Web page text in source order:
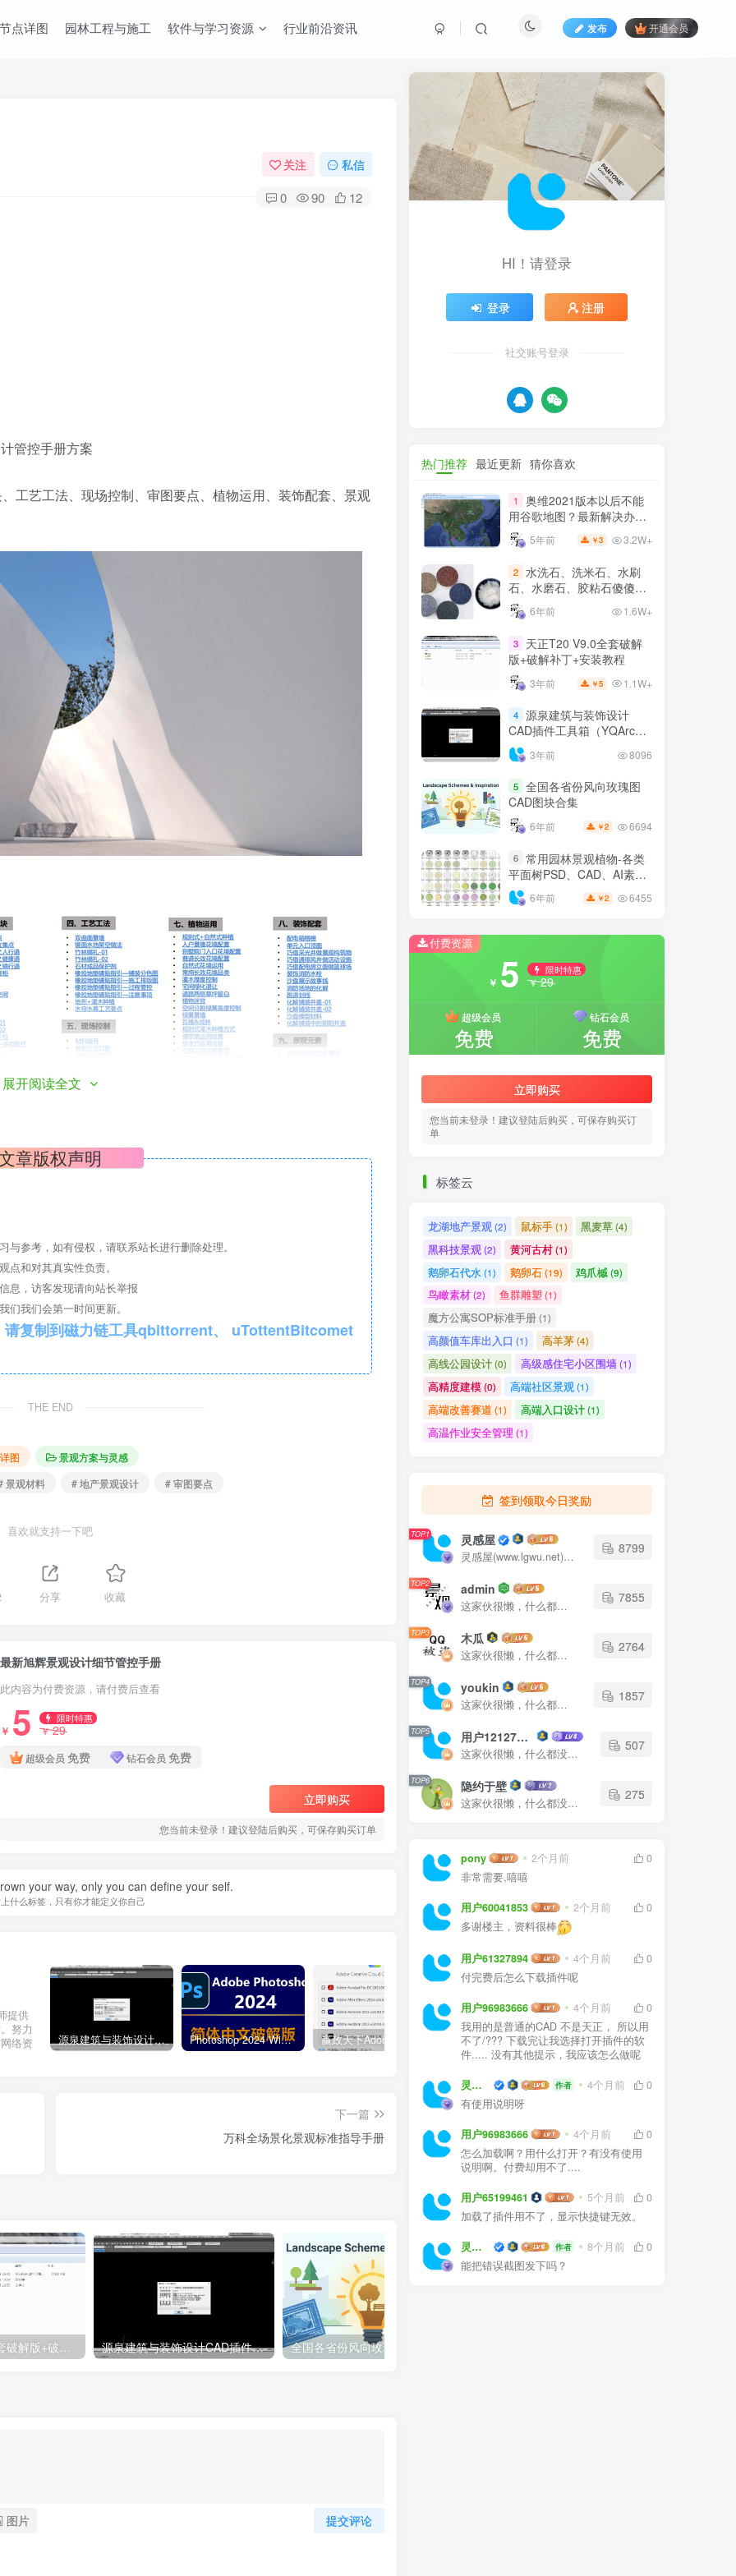
点详图 园林工程与施工 软件与学习资源 行业前沿资讯 发布 开通会员
关注 私信
0 90 12
管控手册方案
工艺工法、现场控制、审图要点、植物运用、装饰配套、景观
展开阅读全文
章版权声明
参考，如有侵权，请联系站长进行删除处理。
和对其真实性负责。
息，访客发现请向站长举报
我们会第一时间更新。
力链工具qbittorrent、 uTottentBitcomet
THE END
图
景观方案与灵感
景观材料
# 地产景观设计 # 审图要点
喜欢就支持一下吧
分享 收藏
最新旭辉景观设计细节管控手册
此内容为付费资源，请付费后查看
￥ 5 限时特惠
￥29
超级会员 免费 钻石会员 免费
立即购买
您当前未登录！建议登陆后购买，可保存购买订单
your way, only you can define your self.
什么标签，只有你才能定义你自己
提供
努力
络资
源泉建筑与装饰设计CAD插件工具箱（YQArch 6.7.4） Photoshop 2024 Win|Mac 简体中文破解版安装包下载及安装教程 PS精简版Adobe Photoshop Elements 2024破解版中文免序列号激活v24.0.0
下一篇
万科全场景化景观标准指导手册
天正T20 V9.0全套破解版+破解补丁+安装教程 源泉建筑与装饰设计CAD插件工具箱（YQArch 6.7.4）
提交评论
图片
HI！请登录
登录 注册
社交账号登录
热门推荐 最近更新 猜你喜欢
1
奥维2021版本以后不能
用谷歌地图？最新解决办法
苹果安卓电脑
5年前 ￥3 3.2W+
2
水洗石、洗米石、水刷
石、水磨石、胶粘石傻傻分
不清楚
6年前 1.6W+
3
天正T20 V9.0全套破解
版+破解补丁+安装教程
3年前 ￥5 1.1W+
4 源泉建筑与装饰设计
CAD插件工具箱（YQArch
6.7.4）
3年前 8096
5 全国各省份风向玫瑰图
CAD图块合集
6年前 ￥2 6694
6 常用园林景观植物-各类
平面树PSD、CAD、AI素材
线稿
6年前 ￥2 6455
付费资源
￥ 5 限时特惠
￥29
超级会员
免费
钻石会员
免费
立即购买
您当前未登录！建议登陆后购买，可保存购买订
单
标签云
龙湖地产景观(2) 鼠标手(1) 黑麦草(4)
黑科技景观 (2) 黄河古村(1)
鹅卵石代水 (1) 鹅卵石(19) 鸡爪槭(9)
鸟瞰素材(2) 鱼群雕塑 (1)
魔方公寓SOP标准手册(1)
高颜值车库出入口 (1) 高羊茅(4)
高线公园设计(0) 高级感住宅小区围墙(1)
高精度建模(0) 高端社区景观 (1)
高端改善赛道 (1) 高端入口设计(1)
高温作业安全管理 (1)
签到领取今日奖励
TOP1 灵感屋
灵感屋(www.lgwu.net)尽可能为每一位设计师提供更全面、更精致、更具有创意感的设计素材。努力成为景观设计师展示实力和互相学习的优质网络资源发布平台。
8799
TOP2 admin
这家伙很懒，什么都没有写...
7855
TOP3 木瓜
这家伙很懒，什么都没有写...
2764
TOP4 youkin
这家伙很懒，什么都没有写...
1857
TOP5 用户12127023
这家伙很懒，什么都没有写...
507
TOP6 隐约于壁
这家伙很懒，什么都没有写...
275
pony 2个月前
0
非常需要,嘻嘻
用户60041853 2个月前
0
多谢楼主，资料很棒
用户61327894 4个月前
0
付完费后怎么下载插件呢
用户96983666 4个月前
0
我用的是普通的CAD 不是天正， 所以用
不了/??? 下载完让我选择打开插件的软
件..... 没有其他提示，我应该怎么做呢
灵感屋 作者 4个月前
0
有使用说明呀
用户96983666 4个月前
0
怎么加载啊？用什么打开？有没有使用
说明啊。付费却用不了....
用户65199461 5个月前
0
加载了插件用不了，显示快捷键无效。
灵感屋 作者 8个月前
0
能把错误截图发下吗？